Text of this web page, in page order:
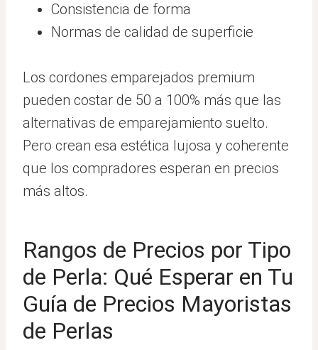
Consistencia de forma
Normas de calidad de superficie
Los cordones emparejados premium
pueden costar de 50 a 100% más que las
alternativas de emparejamiento suelto.
Pero crean esa estética lujosa y coherente
que los compradores esperan en precios
más altos.
Rangos de Precios por Tipo
de Perla: Qué Esperar en Tu
Guía de Precios Mayoristas
de Perlas